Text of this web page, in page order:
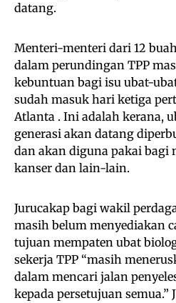
datang.
Menteri-menteri dari 12
dalam perundingan TPP
kebuntuan bagi isu ubat-
sudah masuk hari ketiga
Atlanta . Ini adalah kerana,
generasi akan datang
dan akan diguna pakai bagi
kanser dan lain-lain.
Jurucakap bagi wakil
masih belum menyediakan
tujuan mempaten ubat
sekerja TPP “masih
dalam mencari jalan
kepada persetujuan